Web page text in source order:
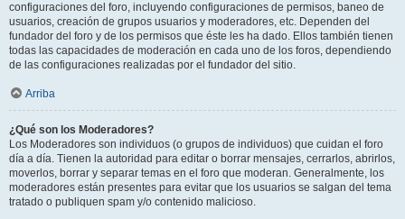
configuraciones del foro, incluyendo configuraciones de permisos, baneo de
usuarios, creación de grupos usuarios y moderadores, etc. Dependen del
fundador del foro y de los permisos que éste les ha dado. Ellos también tienen
todas las capacidades de moderación en cada uno de los foros, dependiendo
de las configuraciones realizadas por el fundador del sitio.
Arriba
¿Qué son los Moderadores?
Los Moderadores son individuos (o grupos de individuos) que cuidan el foro
día a día. Tienen la autoridad para editar o borrar mensajes, cerrarlos, abrirlos,
moverlos, borrar y separar temas en el foro que moderan. Generalmente, los
moderadores están presentes para evitar que los usuarios se salgan del tema
tratado o publiquen spam y/o contenido malicioso.